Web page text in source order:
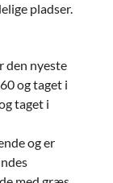
pladser.
den nyeste
og taget i
taget i
og er